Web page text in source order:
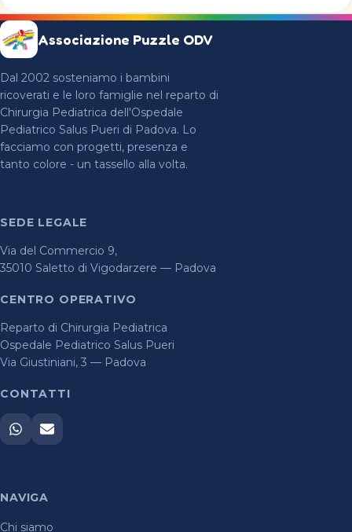
Associazione Puzzle ODV
Dal 2002 sosteniamo i bambini
ricoverati e le loro famiglie nel reparto di
Chirurgia Pediatrica dell'Ospedale
Pediatrico Salus Pueri di Padova. Lo
facciamo con progetti, presenza e
tanto colore - un tassello alla volta.
SEDE LEGALE
Via del Commercio 9,
35010 Saletto di Vigodarzere — Padova
CENTRO OPERATIVO
Reparto di Chirurgia Pediatrica
Ospedale Pediatrico Salus Pueri
Via Giustiniani, 3 — Padova
CONTATTI
NAVIGA
Chi siamo